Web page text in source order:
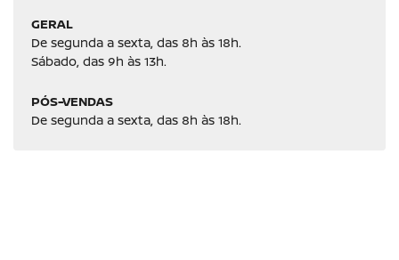
GERAL
De segunda a sexta, das 8h às 18h.
Sábado, das 9h às 13h.
PÓS-VENDAS
De segunda a sexta, das 8h às 18h.